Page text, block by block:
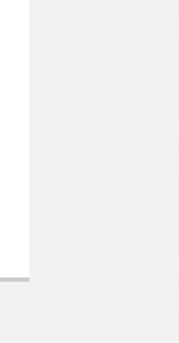
download file.